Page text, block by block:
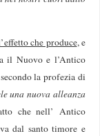
che produce, e
il Nuovo e l’Antico
la profezia di
una nuova alleanza
che nell’ Antico
dal santo timore e